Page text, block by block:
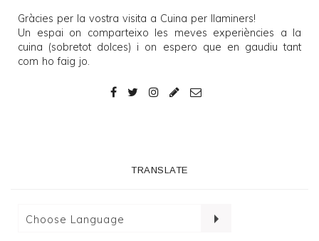
Gràcies per la vostra visita a Cuina per llaminers!
Un espai on comparteixo les meves experiències a la
cuina (sobretot dolces) i on espero que en gaudiu tant
com ho faig jo.
TRANSLATE